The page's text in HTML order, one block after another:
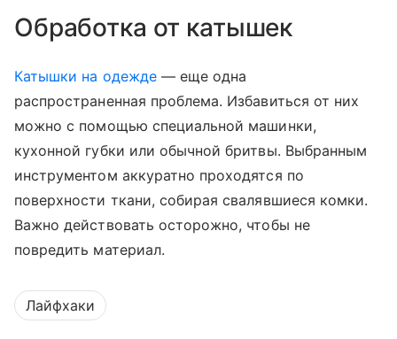
Обработка от катышек
Катышки на одежде— еще одна
распространенная проблема. Избавиться от них
можно с помощью специальной машинки,
кухонной губки или обычной бритвы. Выбранным
инструментом аккуратно проходятся по
поверхности ткани, собирая свалявшиеся комки.
Важно действовать осторожно, чтобы не
повредить материал.
Лайфхаки